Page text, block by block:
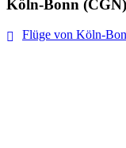
Köln-Bonn
Flüge von Köln-